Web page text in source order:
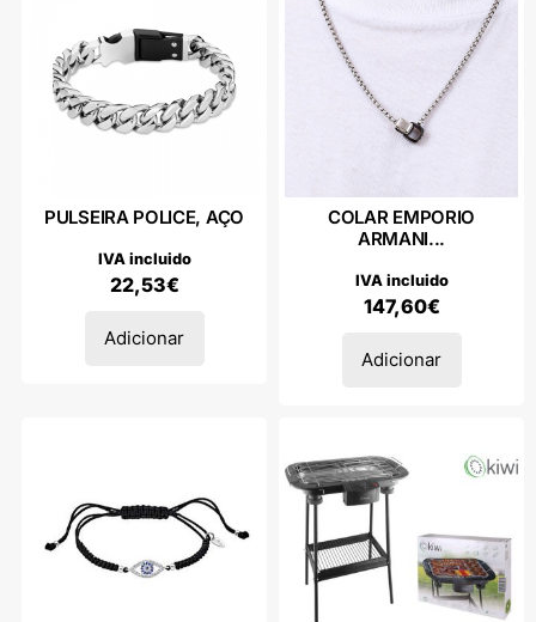
PULSEIRA POLICE, AÇO
22,53€
IVA incluido
Adicionar
COLAR EMPORIO
ARMANI...
147,60€
IVA incluido
Adicionar